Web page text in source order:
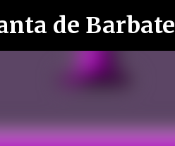
de Barbate